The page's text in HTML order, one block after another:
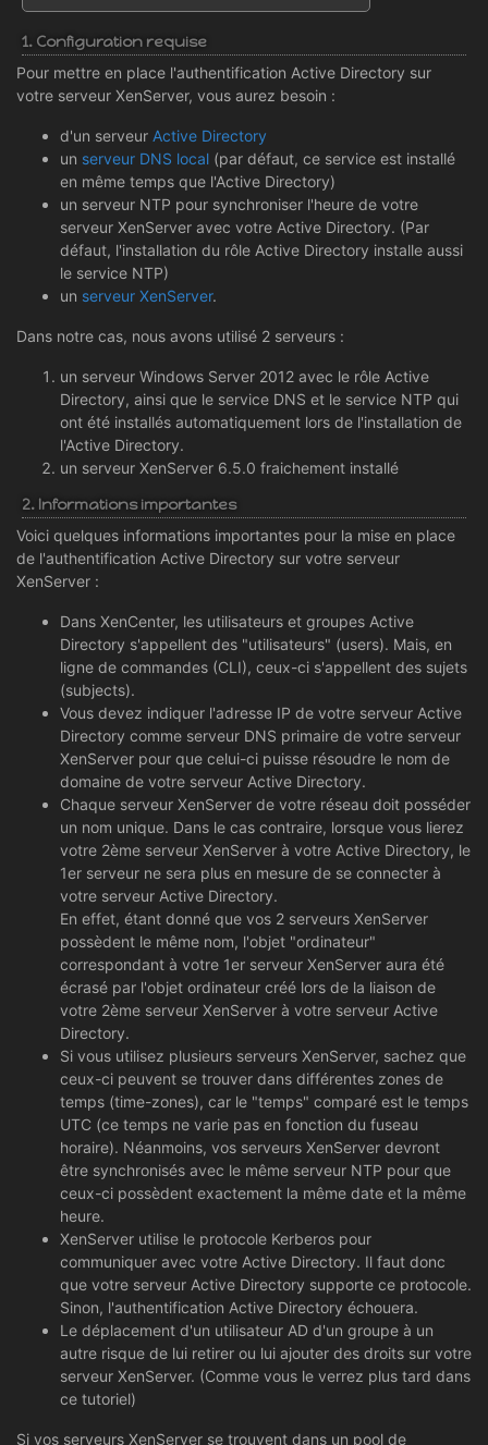
1. Configuration requise
Pour mettre en place l'authentification Active Directory sur
votre serveur XenServer, vous aurez besoin :
d'un serveur Active Directory
un serveur DNS local (par défaut, ce service est installé
en même temps que l'Active Directory)
un serveur NTP pour synchroniser l'heure de votre
serveur XenServer avec votre Active Directory. (Par
défaut, l'installation du rôle Active Directory installe aussi
le service NTP)
un serveur XenServer.
Dans notre cas, nous avons utilisé 2 serveurs :
un serveur Windows Server 2012 avec le rôle Active
Directory, ainsi que le service DNS et le service NTP qui
ont été installés automatiquement lors de l'installation de
l'Active Directory.
un serveur XenServer 6.5.0 fraichement installé
2. Informations importantes
Voici quelques informations importantes pour la mise en place
de l'authentification Active Directory sur votre serveur
XenServer :
Dans XenCenter, les utilisateurs et groupes Active
Directory s'appellent des "utilisateurs" (users). Mais, en
ligne de commandes (CLI), ceux-ci s'appellent des sujets
(subjects).
Vous devez indiquer l'adresse IP de votre serveur Active
Directory comme serveur DNS primaire de votre serveur
XenServer pour que celui-ci puisse résoudre le nom de
domaine de votre serveur Active Directory.
Chaque serveur XenServer de votre réseau doit posséder
un nom unique. Dans le cas contraire, lorsque vous lierez
votre 2ème serveur XenServer à votre Active Directory, le
1er serveur ne sera plus en mesure de se connecter à
votre serveur Active Directory.
En effet, étant donné que vos 2 serveurs XenServer
possèdent le même nom, l'objet "ordinateur"
correspondant à votre 1er serveur XenServer aura été
écrasé par l'objet ordinateur créé lors de la liaison de
votre 2ème serveur XenServer à votre serveur Active
Directory.
Si vous utilisez plusieurs serveurs XenServer, sachez que
ceux-ci peuvent se trouver dans différentes zones de
temps (time-zones), car le "temps" comparé est le temps
UTC (ce temps ne varie pas en fonction du fuseau
horaire). Néanmoins, vos serveurs XenServer devront
être synchronisés avec le même serveur NTP pour que
ceux-ci possèdent exactement la même date et la même
heure.
XenServer utilise le protocole Kerberos pour
communiquer avec votre Active Directory. Il faut donc
que votre serveur Active Directory supporte ce protocole.
Sinon, l'authentification Active Directory échouera.
Le déplacement d'un utilisateur AD d'un groupe à un
autre risque de lui retirer ou lui ajouter des droits sur votre
serveur XenServer. (Comme vous le verrez plus tard dans
ce tutoriel)
Si vos serveurs XenServer se trouvent dans un pool de